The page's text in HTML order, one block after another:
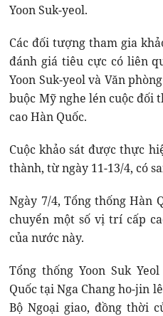
Yoon Suk-yeol.
Các đối tượng tham gia
đánh giá tiêu cực có liên
Yoon Suk-yeol và Văn
buộc Mỹ nghe lén cuộc đối
cao Hàn Quốc.
Cuộc khảo sát được thực
thành, từ ngày 11-13/4, có
Ngày 7/4, Tổng thống Hàn
chuyển một số vị trí cấp
của nước này.
Tổng thống Yoon Suk
Quốc tại Nga Chang ho-jin
Bộ Ngoại giao, đồng thời